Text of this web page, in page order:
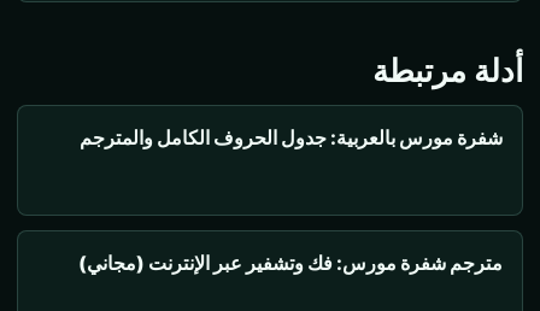
أدلة مرتبطة
شفرة مورس بالعربية: جدول الحروف الكامل والمترجم
مترجم شفرة مورس: فك وتشفير عبر الإنترنت (مجاني)